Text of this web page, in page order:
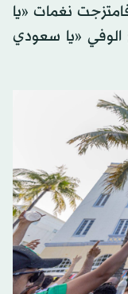
نغمات «يا
الوفي «يا سعودي